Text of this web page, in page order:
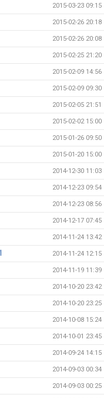
2015-03-23 09:15
2015-02-26 20:18
2015-02-26 20:08
2015-02-25 21:20
2015-02-09 14:56
2015-02-09 09:30
2015-02-05 21:51
2015-02-02 15:00
2015-01-26 09:50
2015-01-20 15:00
2014-12-30 11:03
2014-12-23 09:54
2014-12-23 08:56
2014-12-17 07:45
2014-11-24 13:42
2014-11-24 12:15
2014-11-19 11:39
2014-10-20 23:42
2014-10-20 23:25
2014-10-08 15:24
2014-10-01 23:45
2014-09-24 14:15
2014-09-03 00:34
2014-09-03 00:25